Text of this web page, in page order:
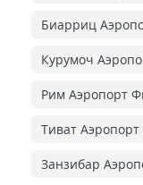
Биарриц
Курумоч
Рим Аэропорт
Тиват Аэропорт
Занзибар